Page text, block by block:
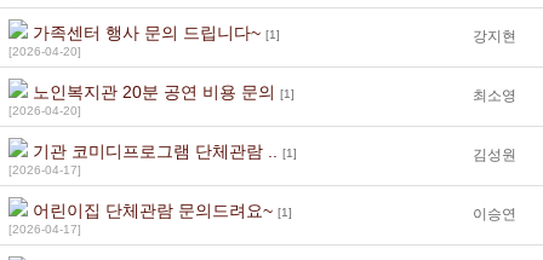
가족센터 행사 문의 드립니다~ [1]
[2026-04-20]
강지현
노인복지관 20분 공연 비용 문의
[1]
[2026-04-20]
최소영
기관 코미디프로그램 단체관람 .. [1]
[2026-04-17]
김성원
어린이집 단체관람 문의드려요~ [1]
[2026-04-17]
이승연